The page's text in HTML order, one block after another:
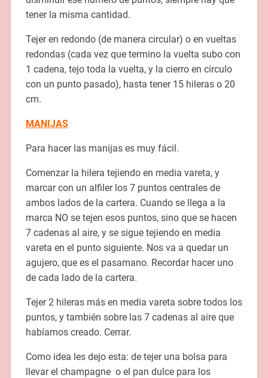
tener la misma cantidad.
Tejer en redondo (de manera circular) o en vueltas
redondas (cada vez que termino la vuelta subo con
1 cadena, tejo toda la vuelta, y la cierro en círculo
con un punto pasado), hasta tener 15 hileras o 20
cm.
MANIJAS
Para hacer las manijas es muy fácil.
Comenzar la hilera tejiendo en media vareta, y
marcar con un alfiler los 7 puntos centrales de
ambos lados de la cartera. Cuando se llega a la
marca NO se tejen esos puntos, sino que se hacen
7 cadenas al aire, y se sigue tejiendo en media
vareta en el punto siguiente. Nos va a quedar un
agujero, que es el pasamano. Recordar hacer uno
de cada lado de la cartera.
Tejer 2 hileras más en media vareta sobre todos los
puntos, y también sobre las 7 cadenas al aire que
habíamos creado. Cerrar.
Como idea les dejo esta: de tejer una bolsa para
llevar el champagne o el pan dulce para los